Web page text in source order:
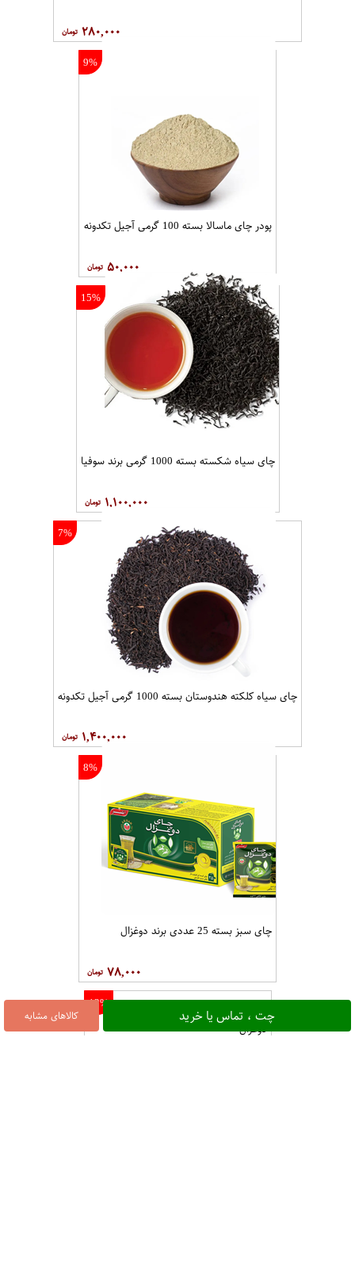
کالاهای مشابه چت ، تماس یا خرید
۲۸۰,۰۰۰
9%
پودر چای ماسالا بسته 100 گرمی آجیل تکدونه
۵۰,۰۰۰
15%
چای سیاه شکسته بسته 1000 گرمی برند سوفیا
۱,۱۰۰,۰۰۰
7%
چای سیاه کلکته هندوستان بسته 1000 گرمی آجیل تکدونه
۱,۴۰۰,۰۰۰
8%
چای سبز بسته 25 عددی برند دوغزال
۷۸,۰۰۰
12%
دوغزال